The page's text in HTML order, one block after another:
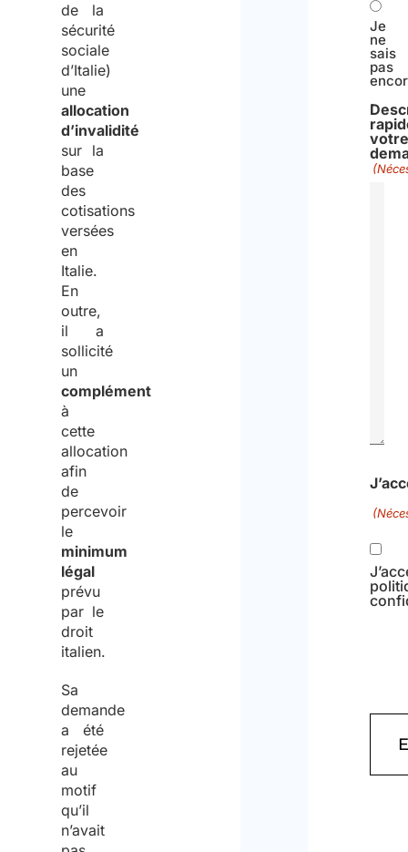
de la
sécurité
sociale
d’Italie)
une
allocation
d’invalidité
sur la
base
des
cotisations
versées
en
Italie.
En
outre,
il a
sollicité
un
complément
à
cette
allocation
afin
de
percevoir
le
minimum
légal
prévu
par le
droit
italien.
Sa
demande
a été
rejetée
au
motif
qu’il
n’avait
Je
ne
sais
pas
votre